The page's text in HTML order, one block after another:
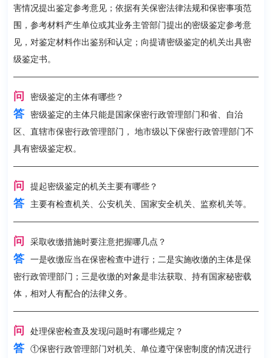
害情况提出鉴定参考意见；依据有关保密法律法规和保密事项范
围，参考材料产生单位或其业务主管部门提出的密级鉴定参考意
见，对鉴定材料作出鉴别和认定；向提请密级鉴定的机关出具密
级鉴定书。
问 密级鉴定的主体有哪些？
答 密级鉴定的主体只能是国家保密行政管理部门和省、自治
区、直辖市保密行政管理部门， 地市级以下保密行政管理部门不
具有密级鉴定权。
问 提起密级鉴定的机关主要有哪些？
答 主要有检查机关、公安机关、国家安全机关、监察机关等。
问 采取收缴措施时要注意把握哪几点？
答 一是收缴应当在保密检查中进行；二是实施收缴的主体是保
密行政管理部门；三是收缴的对象是非法获取、持有国家秘密载
体，相对人有配合的法律义务。
问 处理保密检查及发现问题时有哪些规定？
答 ①保密行政管理部门对机关、单位遵守保密制度的情况进行